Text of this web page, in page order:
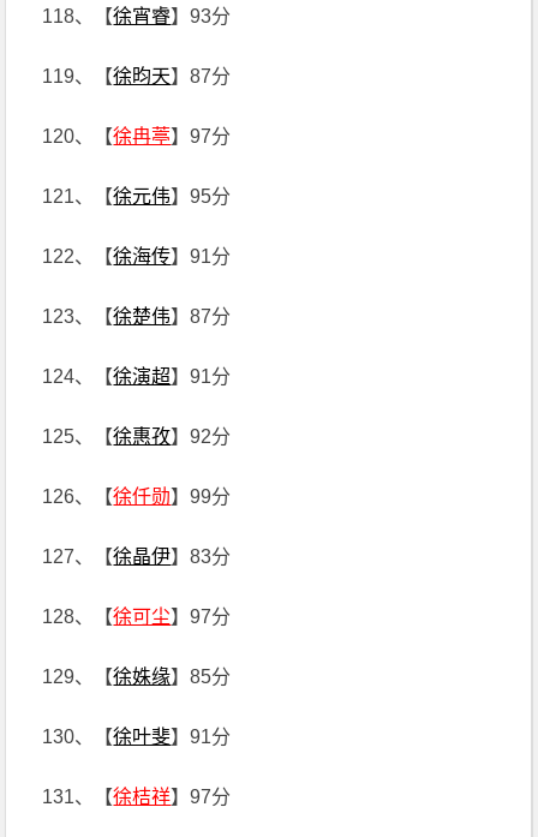
118、【徐宵睿】93分
119、【徐昀天】87分
120、【徐冉葶】97分
121、【徐元伟】95分
122、【徐海传】91分
123、【徐楚伟】87分
124、【徐演超】91分
125、【徐惠孜】92分
126、【徐仟勋】99分
127、【徐晶伊】83分
128、【徐可尘】97分
129、【徐姝缘】85分
130、【徐叶斐】91分
131、【徐桔祥】97分